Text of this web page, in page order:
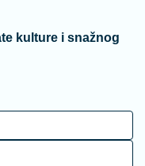
kulture i snažnog